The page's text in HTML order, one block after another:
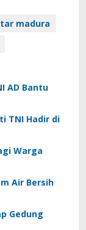
madura
AD Bantu
TNI Hadir di
Warga
Air Bersih
Gedung